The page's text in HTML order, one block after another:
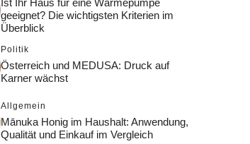
geeignet? Die wichtigsten Kriterien im
Überblick
Politik
Österreich und MEDUSA: Druck auf
Karner wächst
Allgemein
Mānuka Honig im Haushalt: Anwendung,
Qualität und Einkauf im Vergleich